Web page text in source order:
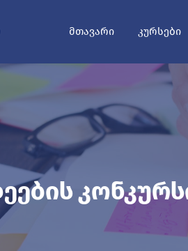
ᲛᲗᲐᲕᲐᲠᲘ ᲙᲣᲠᲡᲔᲑᲘ